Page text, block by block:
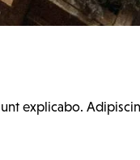
explicabo.